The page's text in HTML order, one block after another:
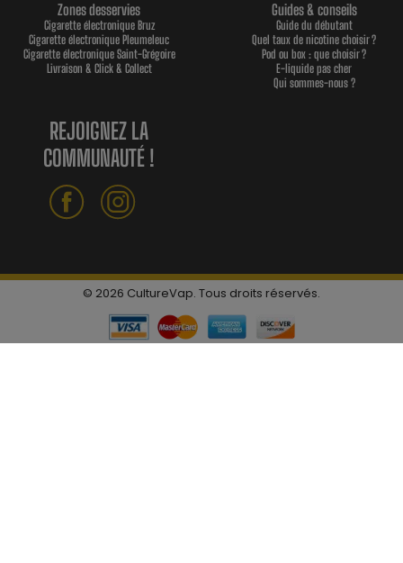
Zones desservies
Cigarette électronique Bruz
Cigarette électronique Pleumeleuc
Cigarette électronique Saint-Grégoire
Livraison & Click & Collect
Guides & conseils
Guide du débutant
Quel taux de nicotine choisir ?
Pod ou box : que choisir ?
E-liquide pas cher
Qui sommes-nous ?
REJOIGNEZ LA
COMMUNAUTÉ !
© 2026 CultureVap. Tous droits réservés.